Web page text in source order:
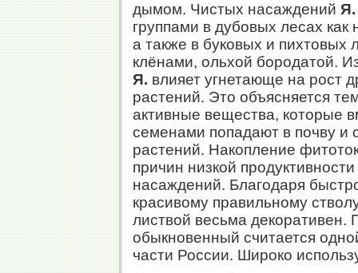
дымом. Чистых насаждений Я.
группами в дубовых лесах
а также в буковых и пихтовых
клёнами, ольхой бородатой.
Я. влияет угнетающе на рост
растений. Это объясняется
активные вещества, которые
семенами попадают в почву и
растений. Накопление
причин низкой
насаждений. Благодаря
красивому правильному
листвой весьма
обыкновенный считается
части России. Широко